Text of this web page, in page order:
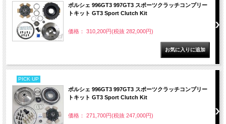
ポルシェ 996GT3 997GT3 スポーツクラッチコンプリー
トキット GT3 Sport Clutch Kit
価格： 310,200円(税抜 282,000円)
PICK UP
ポルシェ 996GT3 997GT3 スポーツクラッチコンプリー
トキット GT3 Sport Clutch Kit
価格： 271,700円(税抜 247,000円)